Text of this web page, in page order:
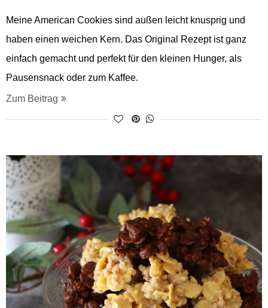
Meine American Cookies sind außen leicht knusprig und
haben einen weichen Kern. Das Original Rezept ist ganz
einfach gemacht und perfekt für den kleinen Hunger, als
Pausensnack oder zum Kaffee.
Zum Beitrag